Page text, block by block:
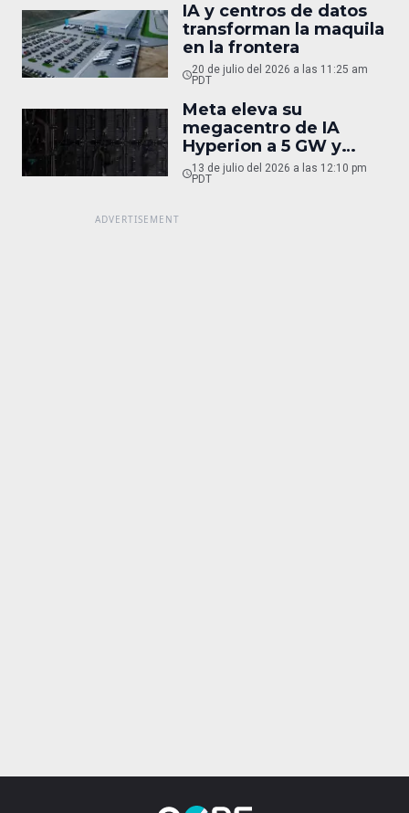
IA y centros de datos
transforman la maquila
en la frontera
20 de julio del 2026 a las 11:25 am
PDT
Meta eleva su
megacentro de IA
Hyperion a 5 GW y
50,000 mdd
13 de julio del 2026 a las 12:10 pm
PDT